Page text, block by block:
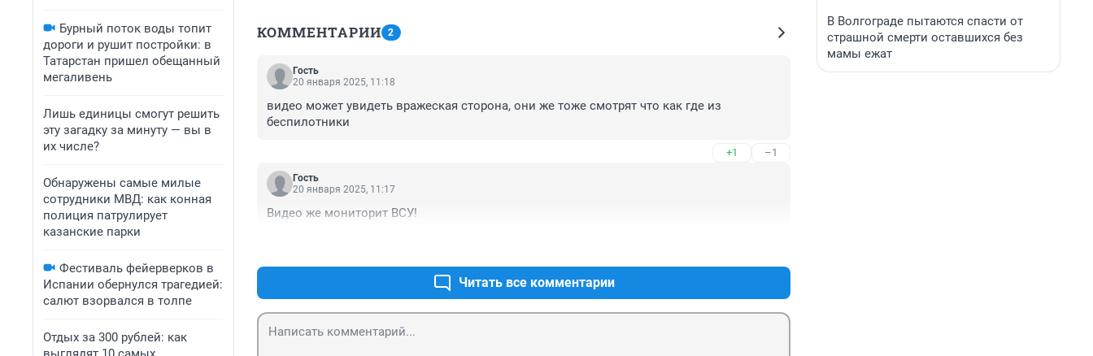
Бурный поток воды топит
дороги и рушит постройки: в
Татарстан пришел обещанный
мегаливень
Лишь единицы смогут решить
эту загадку за минуту — вы в
их числе?
Обнаружены самые милые
сотрудники МВД: как конная
полиция патрулирует
казанские парки
Фестиваль фейерверков в
Испании обернулся трагедией:
салют взорвался в толпе
Отдых за 300 рублей: как
КОММЕНТАРИИ 2
Гость
20 января 2025, 11:18
видео может увидеть вражеская сторона, они же тоже смотрят что как где из
беспилотники
+1 –1
Гость
20 января 2025, 11:17
Видео же мониторит ВСУ!
Читать все комментарии
В Волгограде пытаются спасти от
страшной смерти оставшихся без
мамы ежат